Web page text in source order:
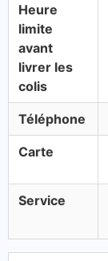
Heure
limite
avant
livrer les
colis
Téléphone
Carte
Service